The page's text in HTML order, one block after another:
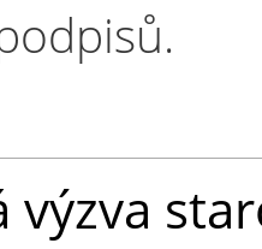
výzva